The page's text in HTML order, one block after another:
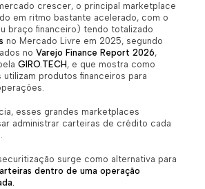
crescer, o principal marketplace
em ritmo bastante acelerado, com o
braço financeiro) tendo totalizado
no Mercado Livre em 2025, segundo
no Varejo Finance Report 2026,
GIRO.TECH , e que mostra como
utilizam produtos financeiros para
esses grandes marketplaces
administrar carteiras de crédito cada
surge como alternativa para
dentro de uma operação